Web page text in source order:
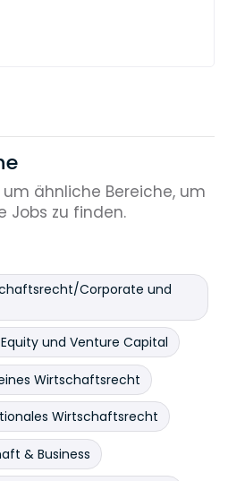
um ähnliche Bereiche, um
Jobs zu finden.
Corporate und
und Venture Capital
Wirtschaftsrecht
Wirtschaftsrecht
& Business